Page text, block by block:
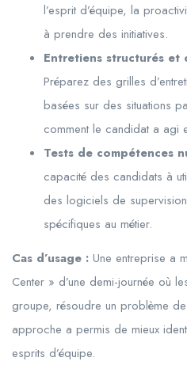
l’esprit d’équipe, la
à prendre des initiatives.
Entretiens structurés et
Préparez des grilles
basées sur des situations
comment le candidat a agi
Tests de compétences
capacité des candidats à
des logiciels de
spécifiques au métier.
Cas d’usage : Une entreprise a
Center » d’une demi-journée où
groupe, résoudre un problème de
approche a permis de mieux
esprits d’équipe.